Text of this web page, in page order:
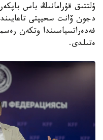
ۇلتتىق قۇرامانىڭ باس
دجون ۆانت سحيپتى
فەدەراتسياسىندا وتكەن
ەتىلدى.